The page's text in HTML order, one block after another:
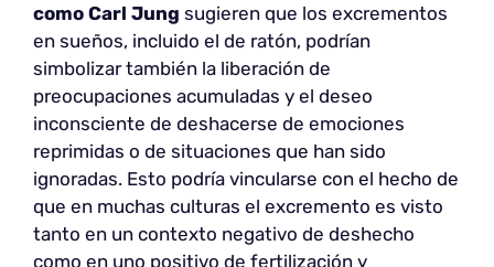
como Carl Jung sugieren que los excrementos
en sueños, incluido el de ratón, podrían
simbolizar también la liberación de
preocupaciones acumuladas y el deseo
inconsciente de deshacerse de emociones
reprimidas o de situaciones que han sido
ignoradas. Esto podría vincularse con el hecho de
que en muchas culturas el excremento es visto
tanto en un contexto negativo de deshecho
como en uno positivo de fertilización y